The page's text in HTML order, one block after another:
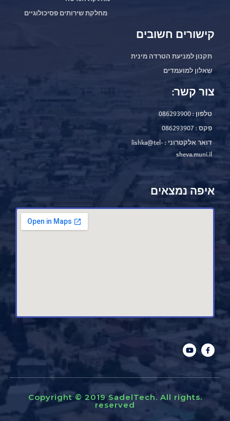
מחלקת שירותים פסיכולוגיים
קישורים חשובים
תקנון למניעת הטרדה מינית
שאלון למועמדים
צור קשר:
טלפון : 086293900
פקס : 086293907
דואר אלקטרוני : lishka@tel-
sheva.muni.il
איפה נמצאים
.Copyright © 2019 SadelTech. All rights
reserved